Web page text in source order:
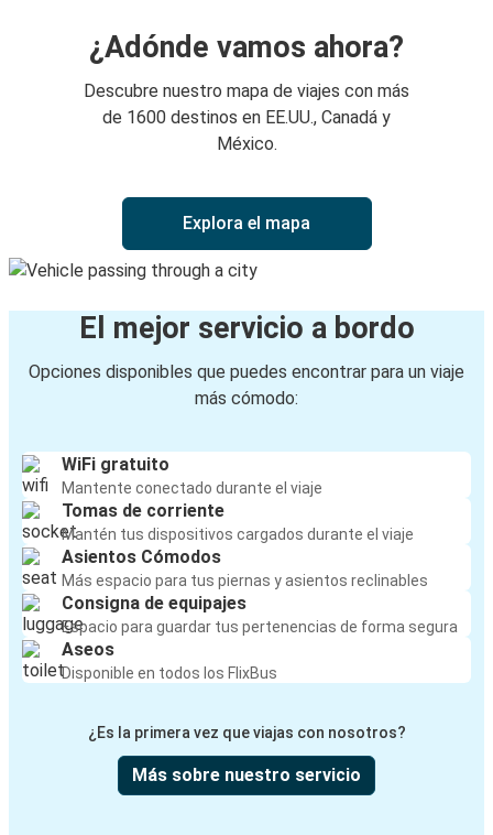
¿Adónde vamos ahora?
Descubre nuestro mapa de viajes con más
de 1600 destinos en EE.UU., Canadá y
México.
Explora el mapa
El mejor servicio a bordo
Opciones disponibles que puedes encontrar para un viaje
más cómodo:
WiFi gratuito
Mantente conectado durante el viaje
Tomas de corriente
Mantén tus dispositivos cargados durante el viaje
Asientos Cómodos
Más espacio para tus piernas y asientos reclinables
Consigna de equipajes
Espacio para guardar tus pertenencias de forma segura
Aseos
Disponible en todos los FlixBus
¿Es la primera vez que viajas con nosotros?
Más sobre nuestro servicio